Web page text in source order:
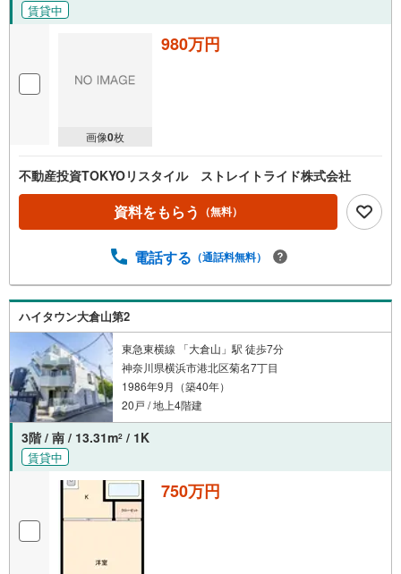
賃貸中
画像0枚
980万円
不動産投資TOKYOリスタイル ストレイトライド株式会社
資料をもらう （無料）
電話する （通話料無料）
ハイタウン大倉山第2
東急東横線 「大倉山」駅 徒歩7分
神奈川県横浜市港北区菊名7丁目
1986年9月（築40年）
20戸 / 地上4階建
3階 / 南 / 13.31m2 / 1K
賃貸中
750万円